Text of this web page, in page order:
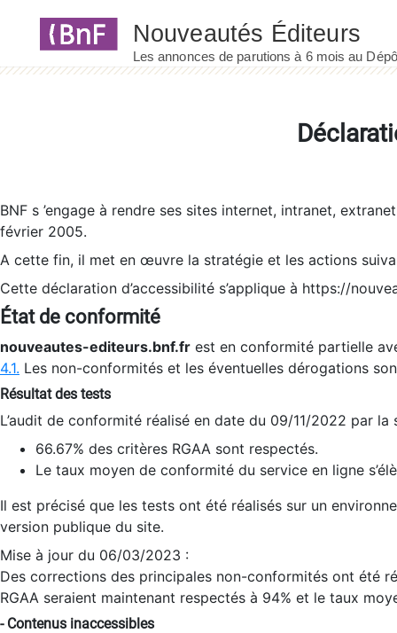
BNF s ’engage à rendre ses sites internet, intranet,
février 2005.
A cette fin, il met en œuvre la stratégie et les actions
Cette déclaration d’accessibilité s’applique à https://
État de conformité
nouveautes-editeurs.bnf.fr est en conformité partielle
4.1. Les non-conformités et les éventuelles dérogations
Résultat des tests
L’audit de conformité réalisé en date du 09/11/2022 par
66.67% des critères RGAA sont respectés.
Le taux moyen de conformité du service en ligne
Il est précisé que les tests ont été réalisés sur un
version publique du site.
Mise à jour du 06/03/2023 :
Des corrections des principales non-conformités ont été
RGAA seraient maintenant respectés à 94% et le taux
- Contenus inaccessibles